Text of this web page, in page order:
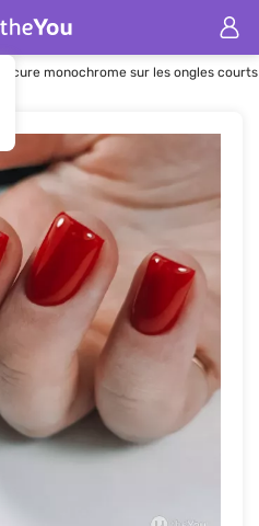
monochrome sur les ongles courts